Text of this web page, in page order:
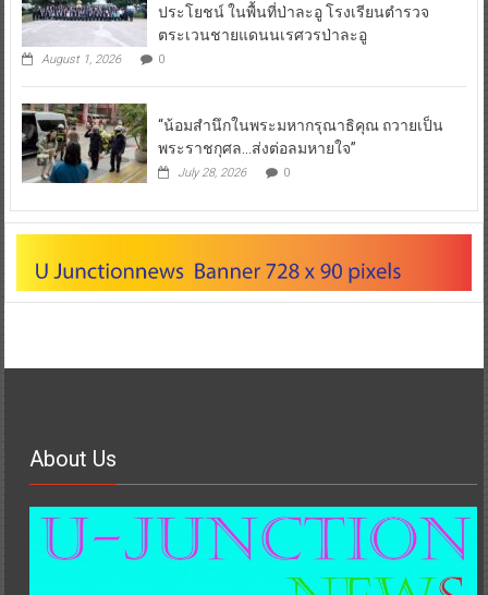
ประโยชน์ ในพื้นที่ป่าละอู โรงเรียนตำรวจ
ตระเวนชายแดนนเรศวรป่าละอู
August 1, 2026 0
“น้อมสำนึกในพระมหากรุณาธิคุณ ถวายเป็น
พระราชกุศล…ส่งต่อลมหายใจ”
July 28, 2026 0
About Us